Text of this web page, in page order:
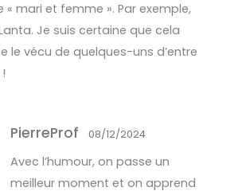
« mari et femme ». Par exemple,
Je suis certaine que cela
le vécu de quelques-uns d’entre
PierreProf 08/12/2024
Avec l’humour, on passe un
meilleur moment et on apprend